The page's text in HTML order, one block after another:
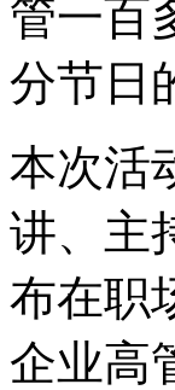
管一百
分节日
本次活
讲、主
布在职
企业高